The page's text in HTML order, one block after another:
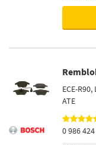
ECE-
ATE
0 986